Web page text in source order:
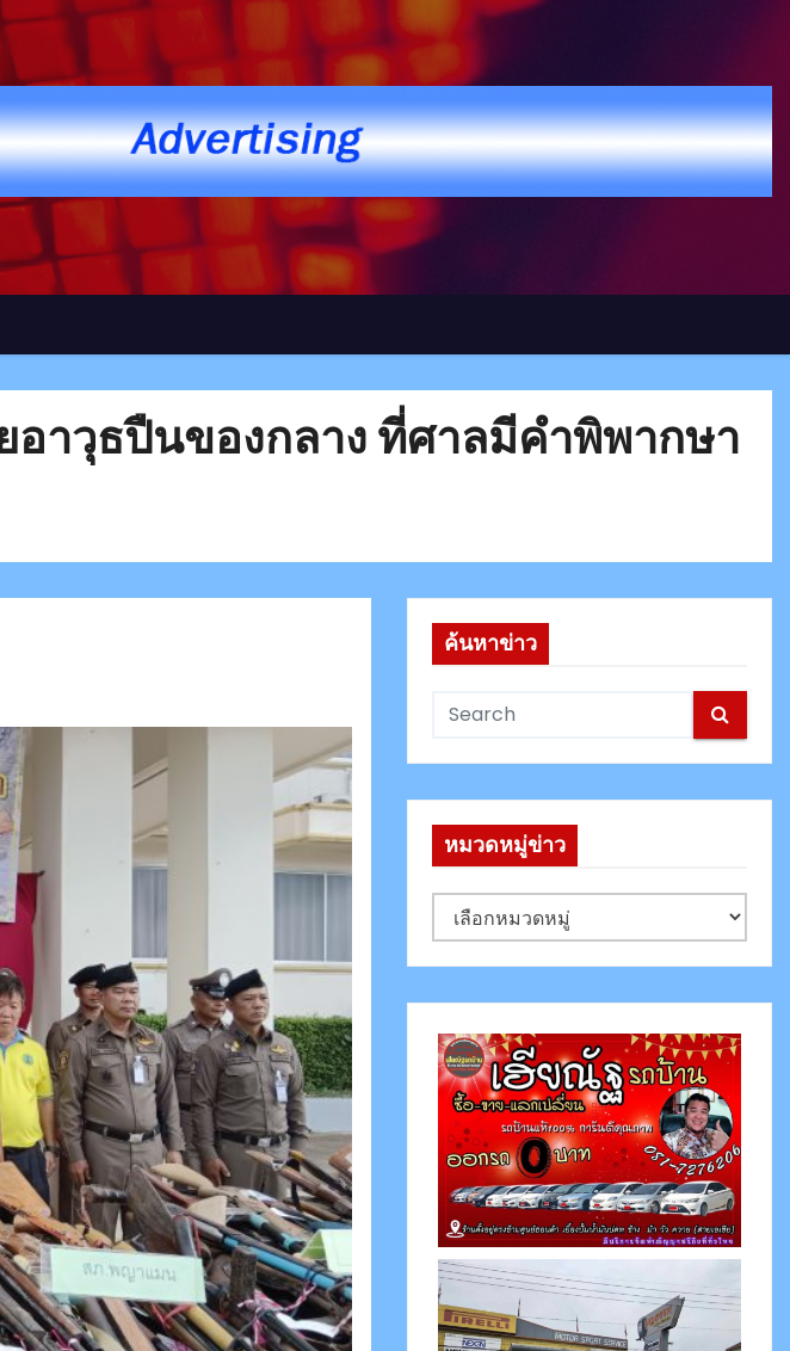
อาวุธปืนของกลาง ที่ศาลมีคำพิพากษา
ค้นหาข่าว
หมวดหมู่ข่าว
ม
ว
ด
ห
มู่